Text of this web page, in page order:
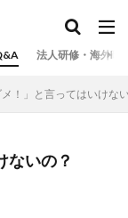
法人研修・海外研
！」と言ってはいけな
ないの？